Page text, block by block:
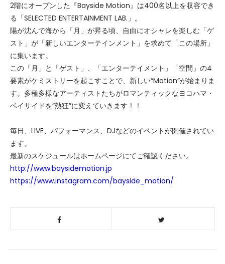
2階にオープンした『Bayside Motion』は400名以上を収容でき
る「SELECTED ENTERTAINMENT LAB.」。
陽が沈んで海から「月」が昇る頃、自由にオシャレを楽しむ「ゲ
スト」が「新しいエンターテインメント」を求めて「この場所」
に集います。
この「月」と「ゲスト」、「エンターテイメント」「空間」の4
要素がケミストリーを起こすことで、新しい“Motion”が始まりま
す。多種多様なアーティストたちがロマンティックなヨコハマ・
ベイサイドを“熱狂”に変えていきます！！
毎日、LIVE、パフォーマンス、DJなどのイベントが開催されてい
ます。
最新のスケジュールはホームページにてご確認ください。
http://www.baysidemotion.jp
https://www.instagram.com/bayside_motion/